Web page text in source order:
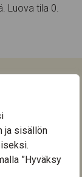
ja sisällön
”Hyväksy
Luova tila 0.